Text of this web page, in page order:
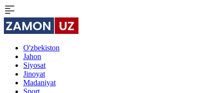
O'zbekiston
Jahon
Siyosat
Jinoyat
Madaniyat
Sport